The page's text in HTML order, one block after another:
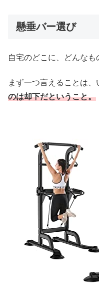
懸垂バー選び
自宅のどこに、どんなも
まず一つ言えることは、
のは却下だということ。